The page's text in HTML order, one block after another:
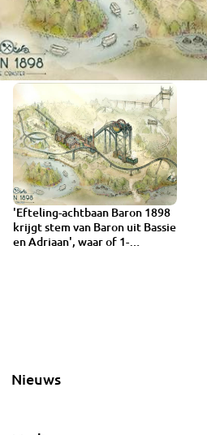
'Efteling-achtbaan Baron 1898
krijgt stem van Baron uit Bassie
en Adriaan', waar of 1-
Nieuws